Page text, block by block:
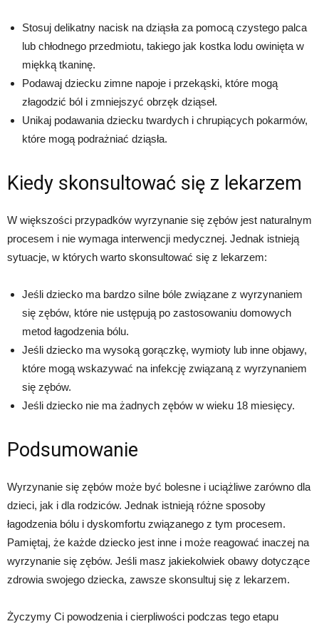
Stosuj delikatny nacisk na dziąsła za pomocą czystego palca
lub chłodnego przedmiotu, takiego jak kostka lodu owinięta w
miękką tkaninę.
Podawaj dziecku zimne napoje i przekąski, które mogą
złagodzić ból i zmniejszyć obrzęk dziąseł.
Unikaj podawania dziecku twardych i chrupiących pokarmów,
które mogą podrażniać dziąsła.
Kiedy skonsultować się z lekarzem
W większości przypadków wyrzynanie się zębów jest naturalnym
procesem i nie wymaga interwencji medycznej. Jednak istnieją
sytuacje, w których warto skonsultować się z lekarzem:
Jeśli dziecko ma bardzo silne bóle związane z wyrzynaniem
się zębów, które nie ustępują po zastosowaniu domowych
metod łagodzenia bólu.
Jeśli dziecko ma wysoką gorączkę, wymioty lub inne objawy,
które mogą wskazywać na infekcję związaną z wyrzynaniem
się zębów.
Jeśli dziecko nie ma żadnych zębów w wieku 18 miesięcy.
Podsumowanie
Wyrzynanie się zębów może być bolesne i uciążliwe zarówno dla
dzieci, jak i dla rodziców. Jednak istnieją różne sposoby
łagodzenia bólu i dyskomfortu związanego z tym procesem.
Pamiętaj, że każde dziecko jest inne i może reagować inaczej na
wyrzynanie się zębów. Jeśli masz jakiekolwiek obawy dotyczące
zdrowia swojego dziecka, zawsze skonsultuj się z lekarzem.
Życzymy Ci powodzenia i cierpliwości podczas tego etapu